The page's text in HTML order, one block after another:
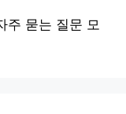
주 묻는 질문 모